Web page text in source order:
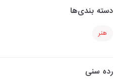
دسته بندی‌ها
هنر
رده سنی